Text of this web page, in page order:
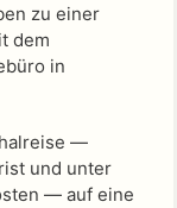
zu einer
dem
in
—
und unter
— auf eine